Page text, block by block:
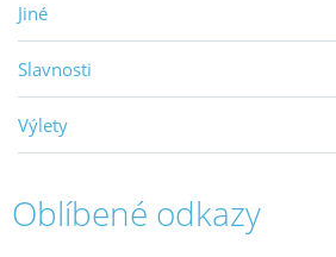
Jiné
Slavnosti
Výlety
Oblíbené odkazy